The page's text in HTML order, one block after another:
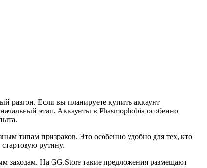
разгон. Если вы планируете купить аккаунт
этап. Аккаунты в Phasmophobia особенно
типам призраков. Это особенно удобно для тех, кто
рутину.
заходам. На GG.Store такие предложения размещают